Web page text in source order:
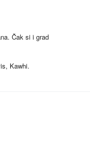
Čak si i grad
Kawhi.